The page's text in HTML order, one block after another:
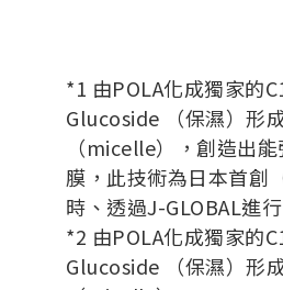
*1 由POLA化成獨家的
Glucoside （保濕）形
（micelle），創造出
膜，此技術為日本首創
時、透過J-GLOBAL進
*2 由POLA化成獨家的
Glucoside （保濕）形